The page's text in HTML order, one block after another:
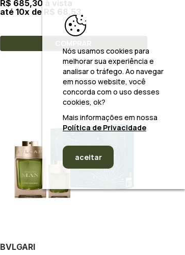
R$ 685,30 à vista
até 10x de R$ 68,53
BVLGARI
Nós usamos cookies para
melhorar sua experiência e
analisar o tráfego. Ao navegar
em nosso website, você
concorda com o uso desses
cookies, ok?
Mais informações em nossa
Política de Privacidade
aceitar